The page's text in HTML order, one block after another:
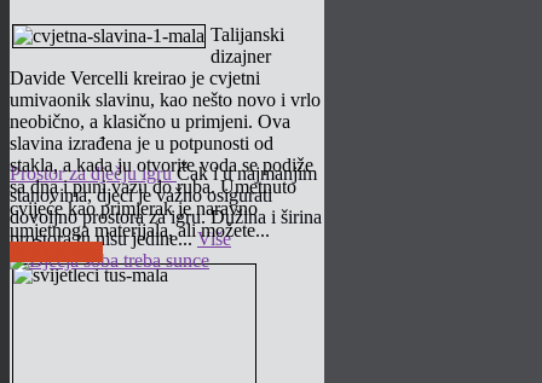
Prostor za dječju igruČak i u najmanjim
stanovima, djeci je važno osigurati
dovoljno prostora za igru. Dužina i širina
prostora tu nisu jedine...Više
Talijanski
dizajner
Davide Vercelli kreirao je cvjetni
umivaonik slavinu, kao nešto novo i vrlo
neobično, a klasično u primjeni. Ova
slavina izrađena je u potpunosti od
stakla, a kada ju otvorite voda se podiže
sa dna i puni vazu do ruba. Umetnuto
cvijeće kao primjerak je naravno
umjetnoga materijala, ali možete...